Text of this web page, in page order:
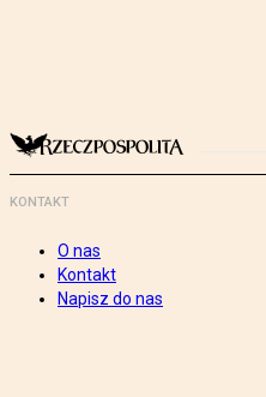
KONTAKT
O nas
Kontakt
Napisz do nas